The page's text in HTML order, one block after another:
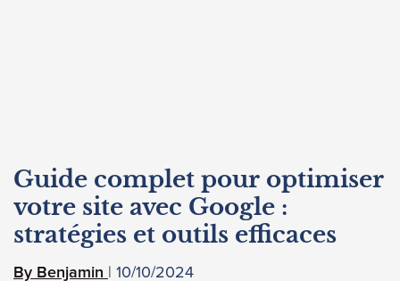
Guide complet pour optimiser
votre site avec Google :
stratégies et outils efficaces
Benjamin 10/10/2024